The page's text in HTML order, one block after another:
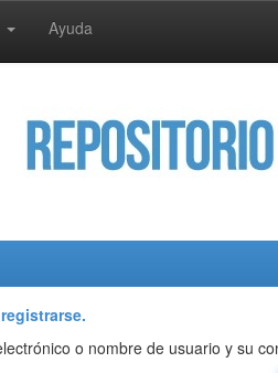
Ayuda
o nombre de usuario y su